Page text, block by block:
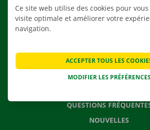
AGENCES
QUESTIONS
NOUVELLES
Ce site web utilise des cookies pour
visite optimale et améliorer votre
navigation.
MODIFIER LES
ACCEPTER TOUS LES